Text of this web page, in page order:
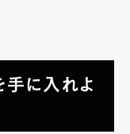
手に入れよ